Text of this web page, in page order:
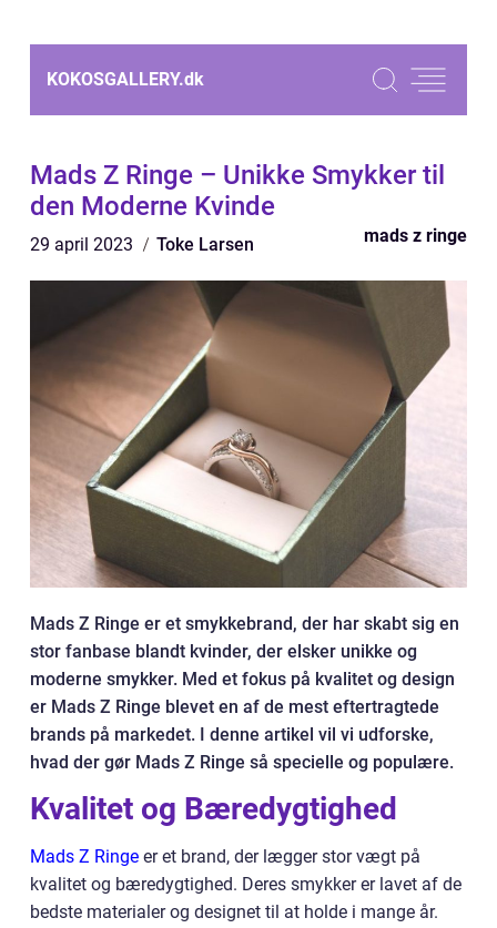
KOKOSGALLERY.dk
Mads Z Ringe – Unikke Smykker til
den Moderne Kvinde
29 april 2023 Toke Larsen mads z ringe
Mads Z Ringe er et smykkebrand, der har skabt sig en
stor fanbase blandt kvinder, der elsker unikke og
moderne smykker. Med et fokus på kvalitet og design
er Mads Z Ringe blevet en af de mest eftertragtede
brands på markedet. I denne artikel vil vi udforske,
hvad der gør Mads Z Ringe så specielle og populære.
Kvalitet og Bæredygtighed
Mads Z Ringe er et brand, der lægger stor vægt på
kvalitet og bæredygtighed. Deres smykker er lavet af de
bedste materialer og designet til at holde i mange år.